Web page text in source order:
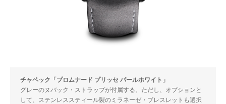
チャペック「プロムナード プリッセ パールホワイト」
グレーのヌバック・ストラップが付属する。ただし、オプションと
して、ステンレススティール製のミラネーゼ・ブレスレットも選択